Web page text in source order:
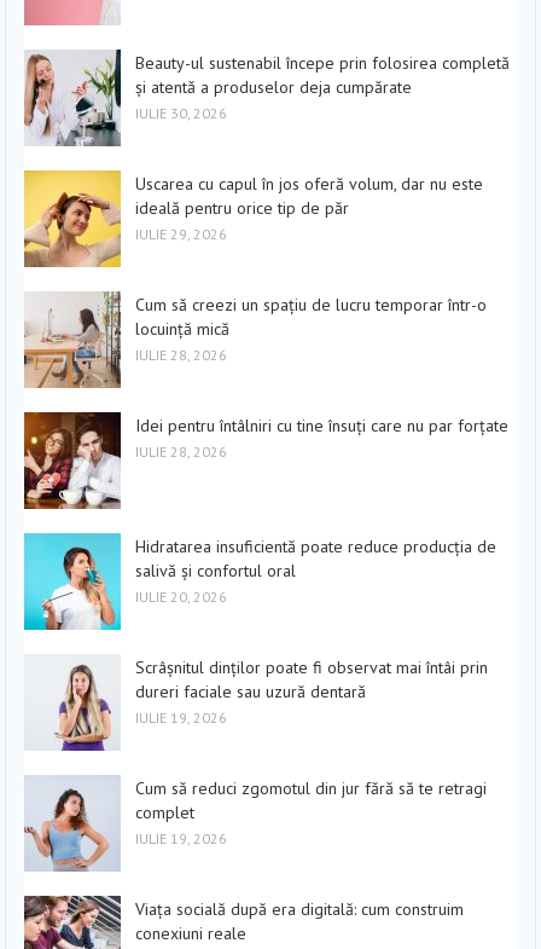
Beauty-ul sustenabil începe prin folosirea completă
și atentă a produselor deja cumpărate
IULIE 30, 2026
Uscarea cu capul în jos oferă volum, dar nu este
ideală pentru orice tip de păr
IULIE 29, 2026
Cum să creezi un spațiu de lucru temporar într-o
locuință mică
IULIE 28, 2026
Idei pentru întâlniri cu tine însuți care nu par forțate
IULIE 28, 2026
Hidratarea insuficientă poate reduce producția de
salivă și confortul oral
IULIE 20, 2026
Scrâșnitul dinților poate fi observat mai întâi prin
dureri faciale sau uzură dentară
IULIE 19, 2026
Cum să reduci zgomotul din jur fără să te retragi
complet
IULIE 19, 2026
Viața socială după era digitală: cum construim
conexiuni reale